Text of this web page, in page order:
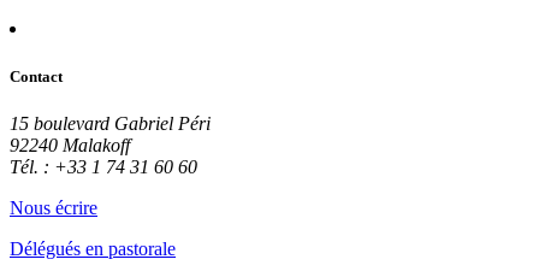
Contact
15 boulevard Gabriel Péri
92240 Malakoff
Tél. : +33 1 74 31 60 60
Nous écrire
Délégués en pastorale